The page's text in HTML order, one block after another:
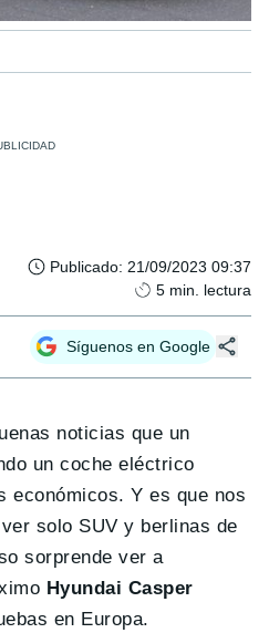
Publicado: 21/09/2023 09:37
5 min. lectura
Síguenos en Google
noticias que un
un coche eléctrico
económicos. Y es que nos
solo SUV y berlinas de
sorprende ver a
Hyundai Casper
en Europa.